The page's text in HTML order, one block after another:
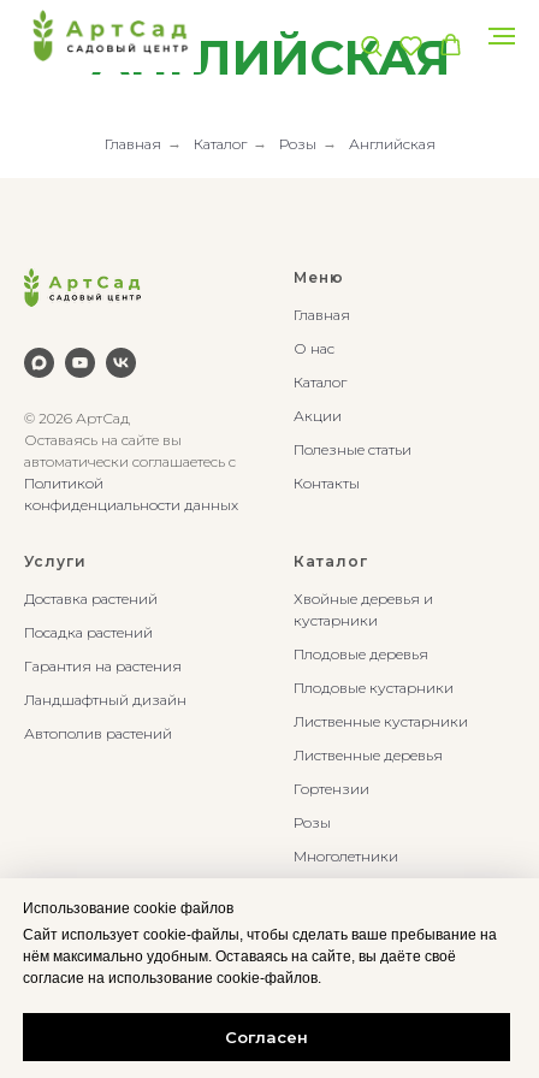
АНГЛИЙСКАЯ
Главная → Каталог → Розы → Английская
© 2026 АртСад
Оставаясь на сайте вы
автоматически соглашаетесь с
Политикой
конфиденциальности данных
Меню
Главная
О нас
Каталог
Акции
Полезные статьи
Контакты
Услуги
Доставка растений
Посадка растений
Гарантия на растения
Ландшафтный дизайн
Автополив растений
Каталог
Хвойные деревья и
кустарники
Плодовые деревья
Плодовые кустарники
Лиственные кустарники
Лиственные деревья
Гортензии
Розы
Многолетники
Использование cookie файлов
Сайт использует cookie-файлы, чтобы сделать ваше пребывание на
нём максимально удобным. Оставаясь на сайте, вы даёте своё
согласие на использование cookie-файлов.
Согласен